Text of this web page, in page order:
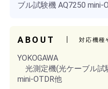
ブル試験機 AQ7250 mini-
ABOUT 対応機種
YOKOGAWA
光測定機(光ケーブル試
mini-OTDR他